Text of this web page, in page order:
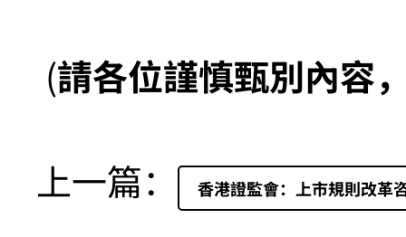
(請各位謹慎甄別內容
上一篇： 香港證監會：上市規則改革